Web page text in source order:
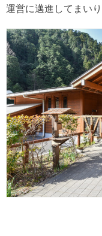
運営に邁進してまいり